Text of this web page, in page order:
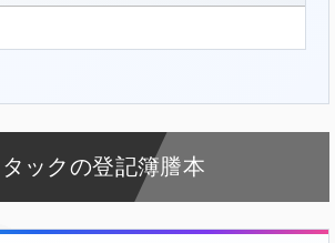
ックの登記簿謄本